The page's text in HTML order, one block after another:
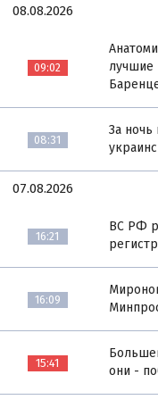
08.08.2026
09:02
лучшие
08:31
За ночь
07.08.2026
16:21
ВС РФ
16:09
15:41
они -